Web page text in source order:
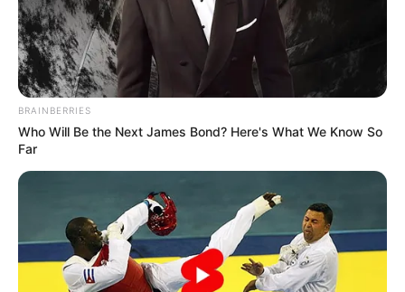
ΔΗΜΟΦΙΛΗ ΑΡΘΡΑ
BRAINBERRIES
Who Will Be the Next James Bond? Here's What We Know So
Far